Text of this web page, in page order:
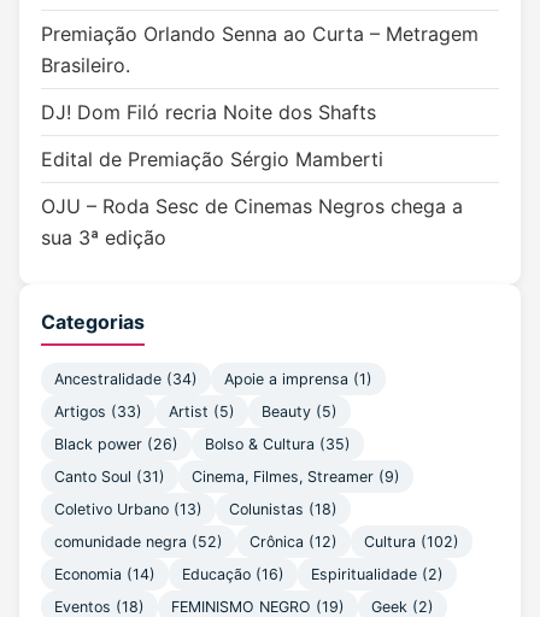
Premiação Orlando Senna ao Curta – Metragem
Brasileiro.
DJ! Dom Filó recria Noite dos Shafts
Edital de Premiação Sérgio Mamberti
OJU – Roda Sesc de Cinemas Negros chega a
sua 3ª edição
Categorias
Ancestralidade (34) Apoie a imprensa (1)
Artigos (33) Artist (5) Beauty (5)
Black power (26) Bolso & Cultura (35)
Canto Soul (31) Cinema, Filmes, Streamer (9)
Coletivo Urbano (13) Colunistas (18)
comunidade negra (52) Crônica (12) Cultura (102)
Economia (14) Educação (16) Espiritualidade (2)
Eventos (18) FEMINISMO NEGRO (19) Geek (2)